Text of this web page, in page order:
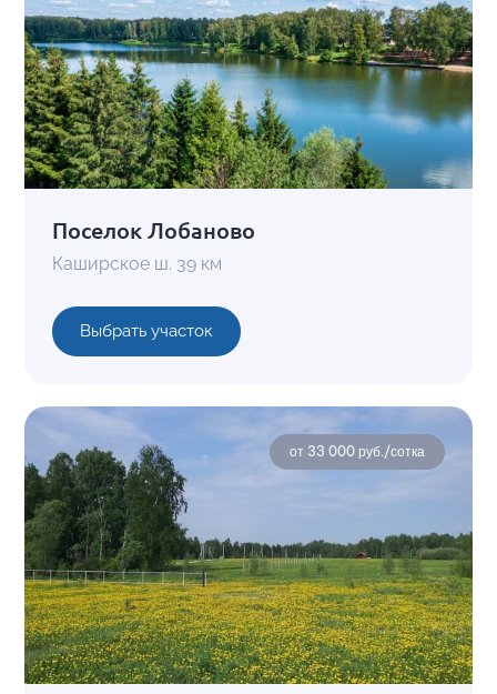
Поселок Лобаново
Каширское ш. 39 км
Выбрать участок
от 33 000 руб./сотка